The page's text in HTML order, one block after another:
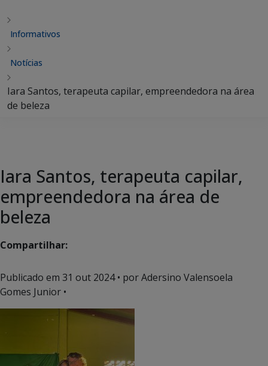
Informativos
Notícias
Iara Santos, terapeuta capilar, empreendedora na área
de beleza
Iara Santos, terapeuta capilar,
empreendedora na área de
beleza
Compartilhar:
Publicado em 31 out 2024• por Adersino Valensoela
Gomes Junior •